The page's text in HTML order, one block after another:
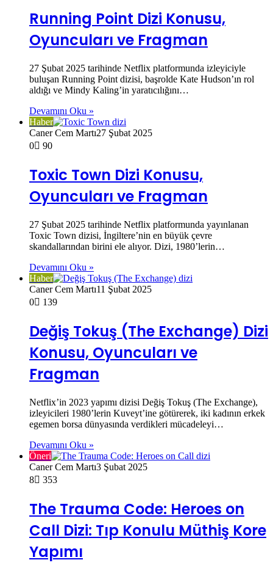
Running Point Dizi Konusu,
Oyuncuları ve Fragman
27 Şubat 2025 tarihinde Netflix platformunda izleyiciyle
buluşan Running Point dizisi, başrolde Kate Hudson’ın rol
aldığı ve Mindy Kaling’in yaratıcılığını…
Devamını Oku »
Haber
Caner Cem Martı27 Şubat 2025
0
90
Toxic Town Dizi Konusu,
Oyuncuları ve Fragman
27 Şubat 2025 tarihinde Netflix platformunda yayınlanan
Toxic Town dizisi, İngiltere’nin en büyük çevre
skandallarından birini ele alıyor. Dizi, 1980’lerin…
Devamını Oku »
Haber
Caner Cem Martı11 Şubat 2025
0
139
Değiş Tokuş (The Exchange) Dizi
Konusu, Oyuncuları ve
Fragman
Netflix’in 2023 yapımı dizisi Değiş Tokuş (The Exchange),
izleyicileri 1980’lerin Kuveyt’ine götürerek, iki kadının erkek
egemen borsa dünyasında verdikleri mücadeleyi…
Devamını Oku »
Öneri
Caner Cem Martı3 Şubat 2025
8
353
The Trauma Code: Heroes on
Call Dizi: Tıp Konulu Müthiş Kore
Yapımı